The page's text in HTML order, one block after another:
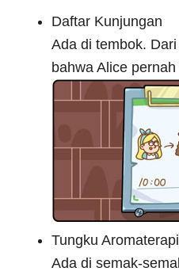
Daftar Kunjungan
Ada di tembok.
bahwa Alice
Tungku Aromaterapi
Ada di semak-